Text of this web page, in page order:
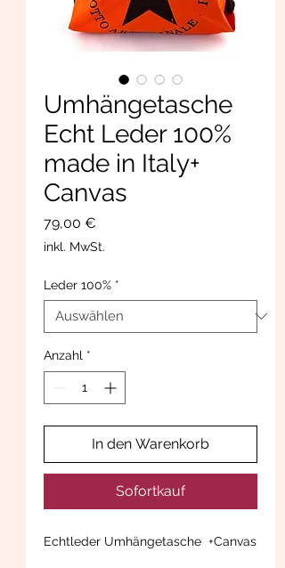
Umhängetasche
Echt Leder 100%
made in Italy+
Canvas
79,00 €
inkl. MwSt.
Leder 100% *
Anzahl *
In den Warenkorb
Sofortkauf
Echtleder Umhängetasche +Canvas